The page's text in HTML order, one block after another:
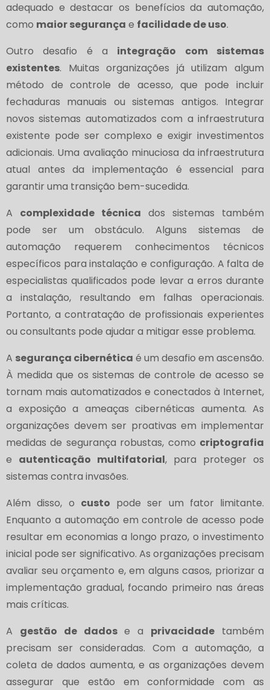
adequado e destacar os benefícios da automação,
como maior segurança e facilidade de uso.
Outro desafio é a integração com sistemas
existentes. Muitas organizações já utilizam algum
método de controle de acesso, que pode incluir
fechaduras manuais ou sistemas antigos. Integrar
novos sistemas automatizados com a infraestrutura
existente pode ser complexo e exigir investimentos
adicionais. Uma avaliação minuciosa da infraestrutura
atual antes da implementação é essencial para
garantir uma transição bem-sucedida.
A complexidade técnica dos sistemas também
pode ser um obstáculo. Alguns sistemas de
automação requerem conhecimentos técnicos
específicos para instalação e configuração. A falta de
especialistas qualificados pode levar a erros durante
a instalação, resultando em falhas operacionais.
Portanto, a contratação de profissionais experientes
ou consultants pode ajudar a mitigar esse problema.
A segurança cibernética é um desafio em ascensão.
À medida que os sistemas de controle de acesso se
tornam mais automatizados e conectados à Internet,
a exposição a ameaças cibernéticas aumenta. As
organizações devem ser proativas em implementar
medidas de segurança robustas, como criptografia
e autenticação multifatorial, para proteger os
sistemas contra invasões.
Além disso, o custo pode ser um fator limitante.
Enquanto a automação em controle de acesso pode
resultar em economias a longo prazo, o investimento
inicial pode ser significativo. As organizações precisam
avaliar seu orçamento e, em alguns casos, priorizar a
implementação gradual, focando primeiro nas áreas
mais críticas.
A gestão de dadose a privacidade também
precisam ser consideradas. Com a automação, a
coleta de dados aumenta, e as organizações devem
assegurar que estão em conformidade com as